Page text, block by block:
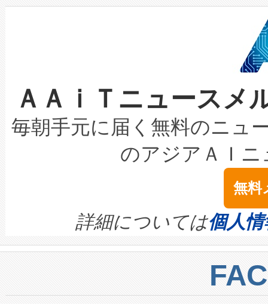
加組織は、Enzeneのバイオ
選定された製品について、自
取得できる可能性もあります
設には、3億～4億ドルかか
最高経営責任者（CEO）であ
す。「当社のfully-connected
ームを利用すれば、6,000万
きます。この効率性は、フェ
事業者の負担軽減という課題
系統連系を迅速にし、ピーク
限を超えて利用可能な電力容
持できるよう貢献します。こ
ービスレベル契約（SLA）違
テリー性能の劣化によるダウ
念は、現在データセンターが
ます。 Voltaiq provides a
quality and reliability for AI
BESS stack to ensure battery
centers. Voltaiqは、ai&のAI
からシステム統合、試運転、
狭視野のFOVを切り替えるこ
ケーブル、枝などの細かな対
なレーザースポットにより、
な環境下でも豊かなディテー
キロメートル範囲を検出
LiDAR for Inspections,
は1535 nmレーザーを搭載。
イズの小径化を実現すること
す。ノーマルモードでは、
ートル先まで検出でき、これ
トに対して約600メートルに
では、反射率10％のターゲッ
ＡＡｉＴニュース
毎朝手元に届く無料のニュ
のアジアＡＩ
無料
詳細については個人